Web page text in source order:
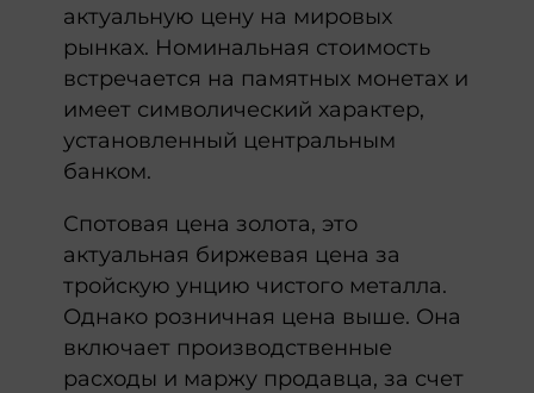
актуальную цену на мировых
рынках. Номинальная стоимость
встречается на памятных монетах и
имеет символический характер,
установленный центральным
банком.
Спотовая цена золота, это
актуальная биржевая цена за
тройскую унцию чистого металла.
Однако розничная цена выше. Она
включает производственные
расходы и маржу продавца, за счет